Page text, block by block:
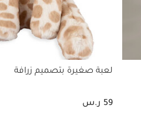
لعبة صغيرة بتصميم زرافة
59 ر.س